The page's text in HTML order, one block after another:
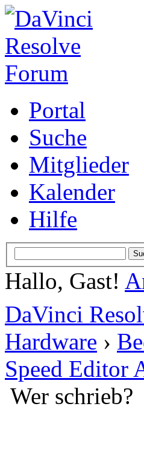
Portal
Suche
Mitglieder
Kalender
Hilfe
Hallo, Gast!
DaVinci
Hardware ›
Speed Editor
Wer schrieb?